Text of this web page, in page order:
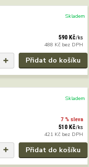
590 Kč/ks
488 Kč bez DPH
Skladem
Přidat do košíku
7 % sleva
510 Kč/ks
421 Kč bez DPH
Skladem
Přidat do košíku